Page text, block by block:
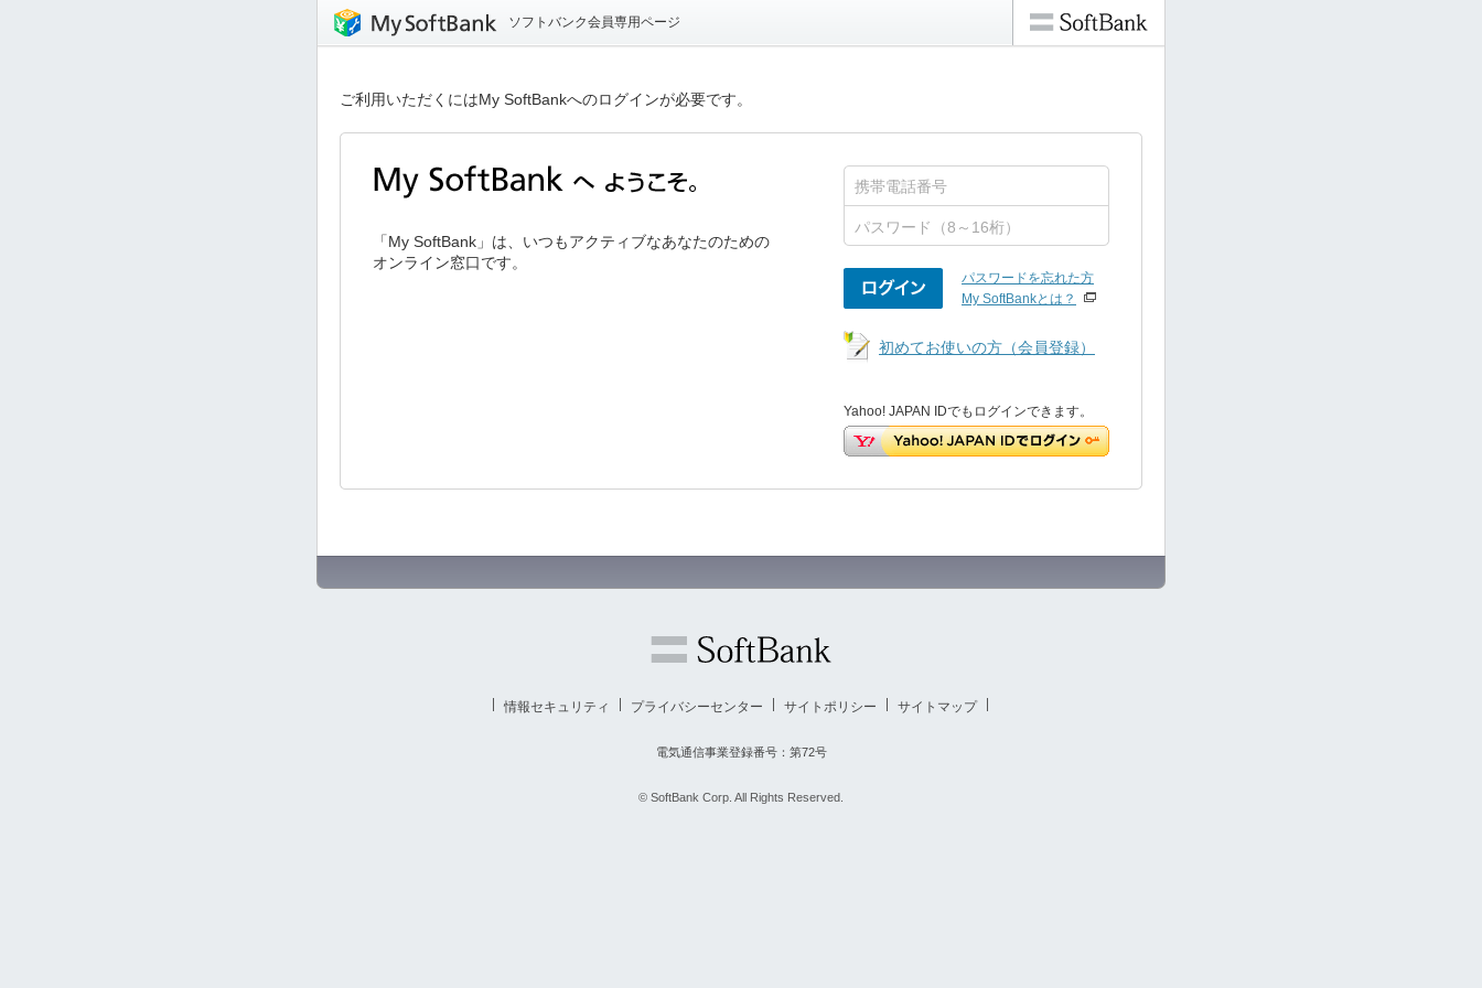
ソフトバンク会員専用ページ
ご利用いただくにはMy SoftBankへのログインが必要です。
「My SoftBank」は、いつもアクティブなあなたのための
オンライン窓口です。
パスワードを忘れた方
My SoftBankとは？
初めてお使いの方（会員登録）
Yahoo! JAPAN IDでもログインできます。
情報セキュリティ プライバシーセンター サイトポリシー サイトマップ
電気通信事業登録番号：第72号
© SoftBank Corp. All Rights Reserved.